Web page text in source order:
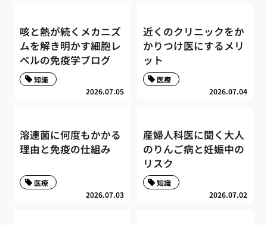
咳と熱が続くメカニズ
ムを解き明かす細胞レ
ベルの免疫学ブログ
2026.07.05
知識
近くのクリニックをか
かりつけ医にするメリ
ット
2026.07.04
医療
溶連菌に何度もかかる
理由と免疫の仕組み
2026.07.03
医療
産婦人科医に聞く大人
のりんご病と妊娠中の
リスク
2026.07.02
知識